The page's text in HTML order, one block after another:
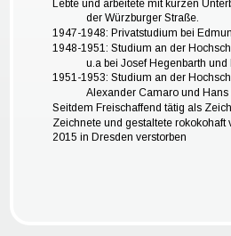
Lebte und arbeitete mit kurzen
der Würzburger Straße.
1947-1948: Privatstudium bei
1948-1951: Studium an der
u.a bei Josef Hegenbarth
1951-1953: Studium an der
Alexander Camaro und
Seitdem Freischaffend tätig als
Zeichnete und gestaltete
2015 in Dresden verstorben